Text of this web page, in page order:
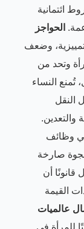
ائتمانية
الحواجز
وضعف
وتحد من
على الأقل، تُمنع النساء
النقل
والتعدين.
وظائف
صارخة
قانونًا أن
القيمة
عالميات
للمرأة في